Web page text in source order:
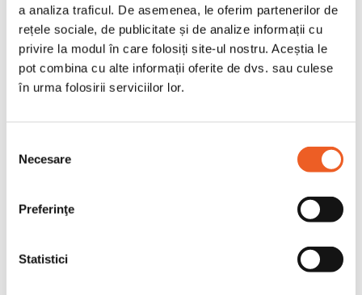
a analiza traficul. De asemenea, le oferim partenerilor de
rețele sociale, de publicitate și de analize informații cu
privire la modul în care folosiți site-ul nostru. Aceștia le
pot combina cu alte informații oferite de dvs. sau culese
în urma folosirii serviciilor lor.
consimțământului
Necesare
Preferinţe
Statistici
ALTE PERSOANE CARE AU
CUMPARAT ACEST PRODUS AU